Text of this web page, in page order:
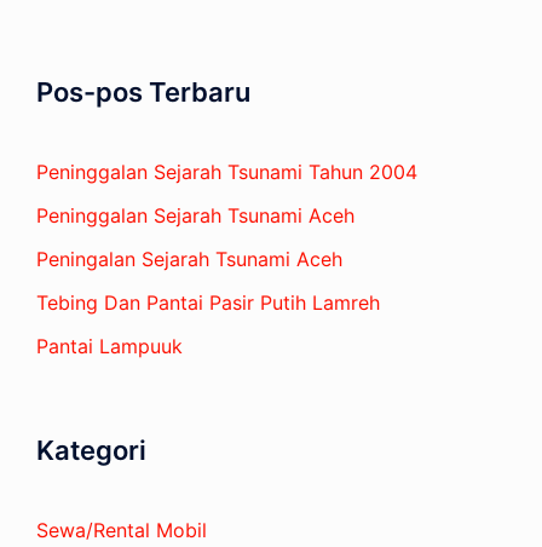
Pos-pos Terbaru
Peninggalan Sejarah Tsunami Tahun 2004
Peninggalan Sejarah Tsunami Aceh
Peningalan Sejarah Tsunami Aceh
Tebing Dan Pantai Pasir Putih Lamreh
Pantai Lampuuk
Kategori
Sewa/Rental Mobil